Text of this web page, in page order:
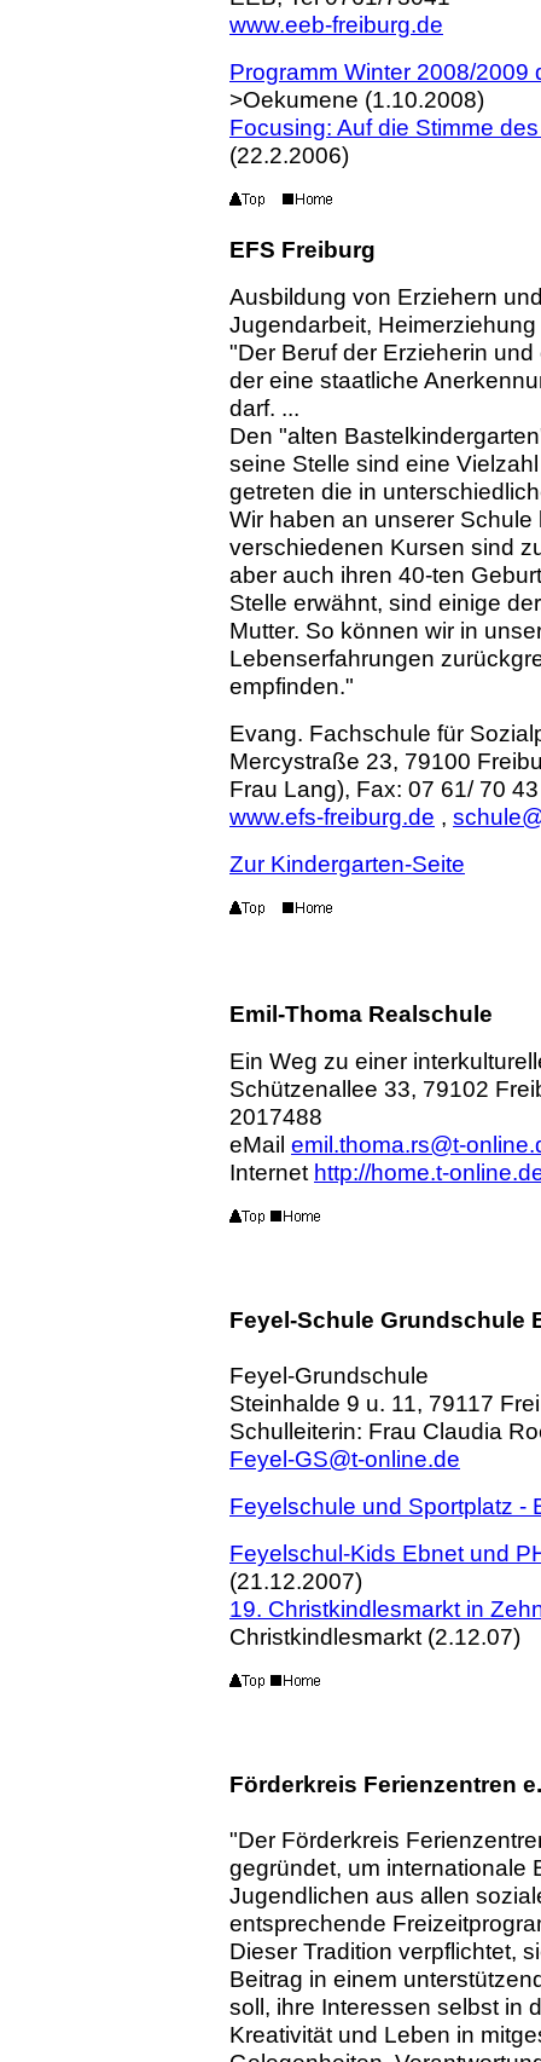
www.eeb-freiburg.de
Programm Winter 2008/
>Oekumene (1.10.2008)
Focusing: Auf die Stimme
(22.2.2006)
EFS Freiburg
Ausbildung von Erziehern
Jugendarbeit,
"Der Beruf der Erzieherin
der eine staatliche
darf. ...
Den "alten
seine Stelle sind eine
getreten die in
Wir haben an unserer
verschiedenen Kursen sind
aber auch ihren 40-ten
Stelle erwähnt, sind einige
Mutter. So können wir in
Lebenserfahrungen
empfinden."
Evang. Fachschule für
Mercystraße 23, 79100
Frau Lang), Fax: 07 61/ 70
www.efs-freiburg.de ,
Zur Kindergarten-Seite
Emil-Thoma Realschule
Ein Weg zu einer
Schützenallee 33, 79102
2017488
eMail emil.thoma.rs@t-
Internet http://home.t-
Feyel-Schule Grundschule
Feyel-Grundschule
Steinhalde 9 u. 11, 79117
Schulleiterin: Frau Claudia
Feyel-GS@t-online.de
Feyelschule und Sportplatz -
Feyelschul-Kids Ebnet und
(21.12.2007)
19. Christkindlesmarkt in
Christkindlesmarkt (2.12.07)
Förderkreis Ferienzentren
"Der Förderkreis
gegründet, um internationale
Jugendlichen aus allen
entsprechende
Dieser Tradition verpflichtet,
Beitrag in einem
soll, ihre Interessen selbst in
Kreativität und Leben in